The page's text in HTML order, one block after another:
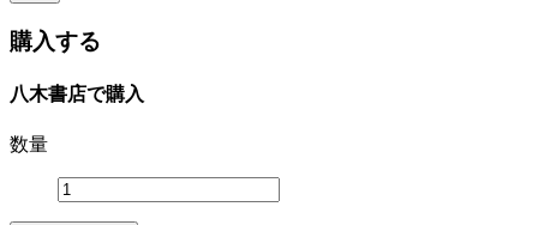
購入する
八木書店で購入
数量